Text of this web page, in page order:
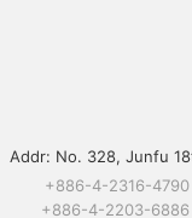
Addr: No. 328, Junfu
+886-4-2316-4790
+886-4-2203-6886